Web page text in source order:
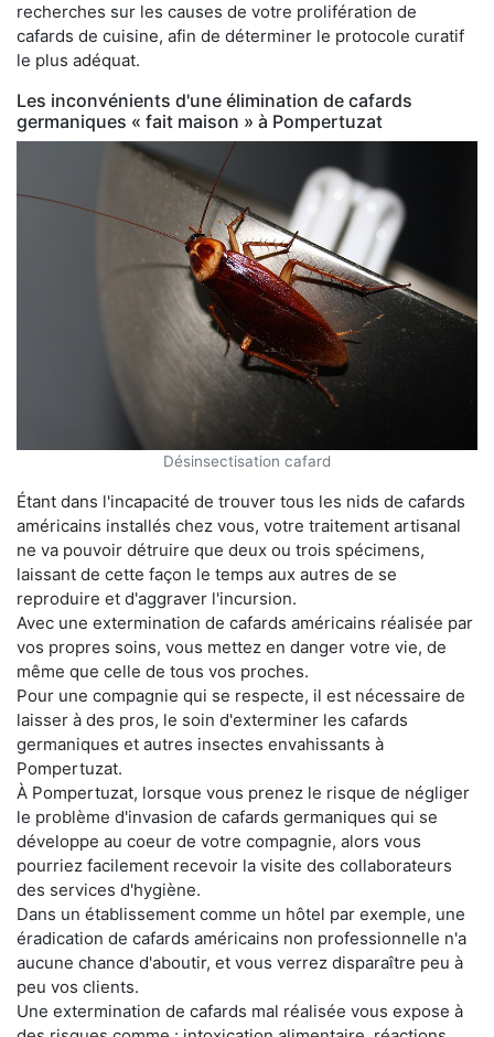
recherches sur les causes de votre prolifération de
cafards de cuisine, afin de déterminer le protocole curatif
le plus adéquat.
Les inconvénients d'une élimination de cafards
germaniques « fait maison » à Pompertuzat
Désinsectisation cafard
Étant dans l'incapacité de trouver tous les nids de cafards
américains installés chez vous, votre traitement artisanal
ne va pouvoir détruire que deux ou trois spécimens,
laissant de cette façon le temps aux autres de se
reproduire et d'aggraver l'incursion.
Avec une extermination de cafards américains réalisée par
vos propres soins, vous mettez en danger votre vie, de
même que celle de tous vos proches.
Pour une compagnie qui se respecte, il est nécessaire de
laisser à des pros, le soin d'exterminer les cafards
germaniques et autres insectes envahissants à
Pompertuzat.
À Pompertuzat, lorsque vous prenez le risque de négliger
le problème d'invasion de cafards germaniques qui se
développe au coeur de votre compagnie, alors vous
pourriez facilement recevoir la visite des collaborateurs
des services d'hygiène.
Dans un établissement comme un hôtel par exemple, une
éradication de cafards américains non professionnelle n'a
aucune chance d'aboutir, et vous verrez disparaître peu à
peu vos clients.
Une extermination de cafards mal réalisée vous expose à